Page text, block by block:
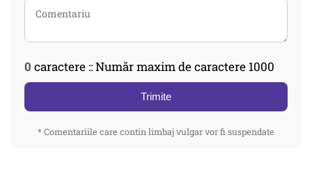
0 caractere :: Număr maxim de caractere 1000
Trimite
* Comentariile care contin limbaj vulgar vor fi suspendate